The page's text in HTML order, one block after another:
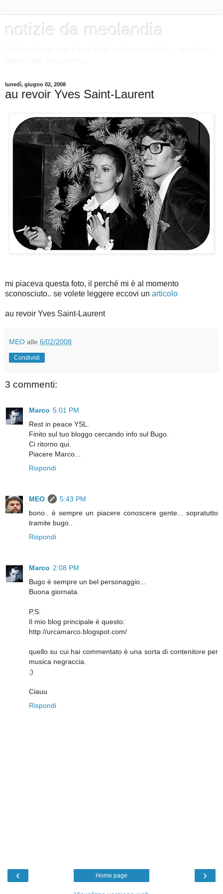
notizie da meolandia
lunedì, giugno 02, 2008
au revoir Yves Saint-Laurent
mi piaceva questa foto, il perché mi è al momento
sconosciuto.. se volete leggere eccovi un articolo
au revoir Yves Saint-Laurent
MEO alle 6/02/2008
Condividi
3 commenti:
Marco 5:01 PM
Rest in peace YSL.
Finito sul tuo bloggo cercando info sul Bugo.
Ci ritorno qui.
Piacere Marco...
Rispondi
MEO
5:43 PM
bono.. è sempre un piacere conoscere gente... sopratutto
tramite bugo..
Rispondi
Marco 2:08 PM
Bugo è sempre un bel personaggio...
Buona giornata.
P.S.
Il mio blog principale è questo:
http://urcamarco.blogspot.com/
quello su cui hai commentato è una sorta di contenitore per
musica negraccia.
;)
Ciauu
Rispondi
‹ ›
Home page